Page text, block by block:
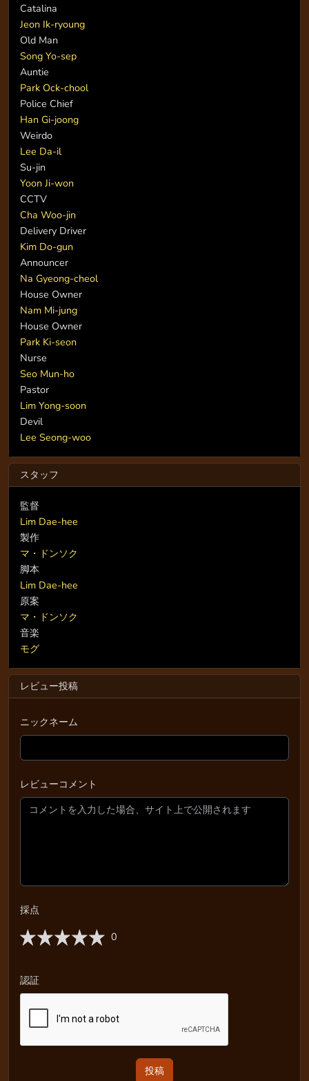
Catalina
Jeon Ik-ryoung
Old Man
Song Yo-sep
Auntie
Park Ock-chool
Police Chief
Han Gi-joong
Weirdo
Lee Da-il
Su-jin
Yoon Ji-won
CCTV
Cha Woo-jin
Delivery Driver
Kim Do-gun
Announcer
Na Gyeong-cheol
House Owner
Nam Mi-jung
House Owner
Park Ki-seon
Nurse
Seo Mun-ho
Pastor
Lim Yong-soon
Devil
Lee Seong-woo
スタッフ
監督
Lim Dae-hee
製作
マ・ドンソク
脚本
Lim Dae-hee
原案
マ・ドンソク
音楽
モグ
レビュー投稿
ニックネーム
レビューコメント
採点
0
認証